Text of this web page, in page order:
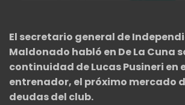
El secretario general de
Maldonado habló en De La Cuna
continuidad de Lucas Pusineri en
entrenador, el próximo mercado
deudas del club.